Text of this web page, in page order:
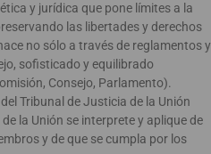
y jurídica que pone límites a la
las libertades y derechos
no sólo a través de reglamentos y
sofisticado y equilibrado
Consejo, Parlamento).
Tribunal de Justicia de la Unión
la Unión se interprete y aplique de
y de que se cumpla por los